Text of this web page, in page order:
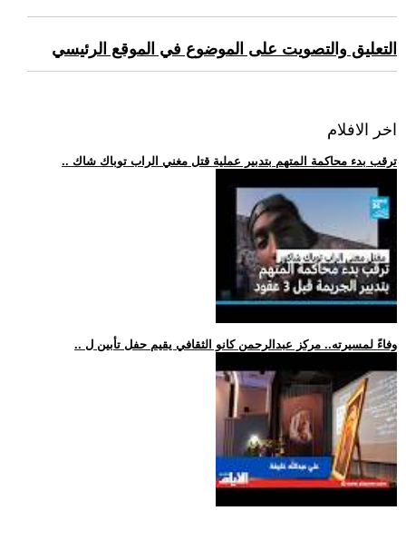
التعليق والتصويت على الموضوع في الموقع الرئيسي
اخر الافلام
.. ترقب بدء محاكمة المتهم بتدبير عملية قتل مغني الراب توباك شاك
.. وفاءً لمسيرته.. مركز عبدالرحمن كانو الثقافي يقيم حفل تأبين ل